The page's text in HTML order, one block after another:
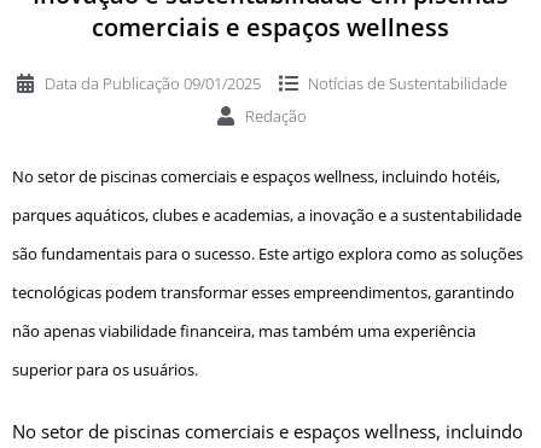
comerciais e espaços wellness
Data da Publicação 09/01/2025 Notícias deSustentabilidade
Redação
No setor de piscinas comerciais e espaços wellness, incluindo hotéis,
parques aquáticos, clubes e academias, a inovação e a sustentabilidade
são fundamentais para o sucesso. Este artigo explora como as soluções
tecnológicas podem transformar esses empreendimentos, garantindo
não apenas viabilidade financeira, mas também uma experiência
superior para os usuários.
No setor de piscinas comerciais e espaços wellness, incluindo